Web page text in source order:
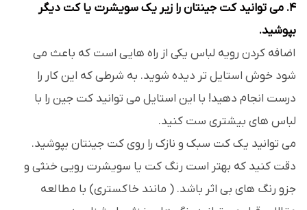
4. می توانید کت جینتان را زیر یک سویشرت یا کت دیگر
بپوشید.
اضافه کردن رویه لباس یکی از راه هایی است که باعث می
شود خوش استایل تر دیده شوید. به شرطی که این کار را
درست انجام دهید! با این استایل می توانید کت جین را با
لباس های بیشتری ست کنید.
می توانید یک کت سبک و نازک را روی کت جینتان بپوشید.
دقت کنید که بهتر است رنگ کت یا سویشرت رویی خنثی و
جزو رنگ های بی اثر باشد. ( مانند خاکستری) با مطالعه